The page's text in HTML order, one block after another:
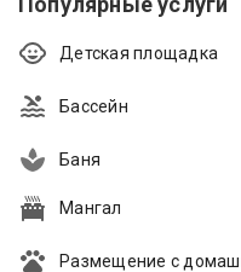
Детская площадка
Бассейн
Баня
Мангал
Размещение с